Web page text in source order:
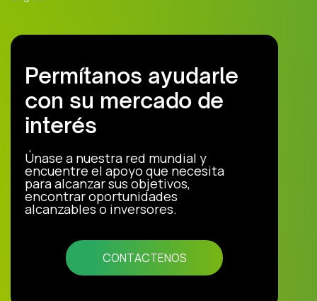
Permítanos ayudarle
con su mercado de
interés
Únase a nuestra red mundial y
encuentre el apoyo que necesita
para alcanzar sus objetivos,
encontrar oportunidades
alcanzables o inversores.
CONTACTENOS